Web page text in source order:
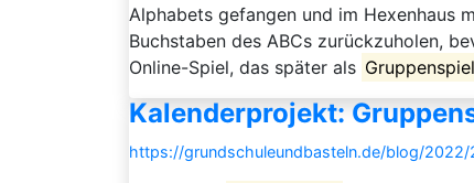
Alphabets gefangen und im Hexenhaus
Buchstaben des ABCs zurückzuholen,
Online-Spiel, das später als Gruppenspiel
Kalenderprojekt:
https://grundschuleundbasteln.de/blog/